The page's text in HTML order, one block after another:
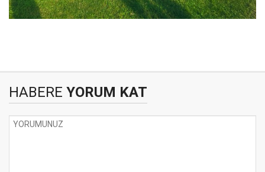
HABERE YORUM KAT